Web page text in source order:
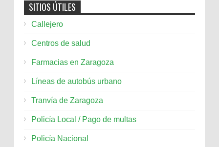
SITIOS ÚTILES
Callejero
Centros de salud
Farmacias en Zaragoza
Líneas de autobús urbano
Tranvía de Zaragoza
Policía Local / Pago de multas
Policía Nacional